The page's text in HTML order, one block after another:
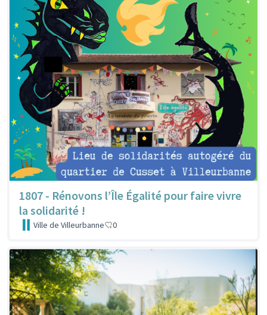
1807 - Rénovons l’Île Égalité pour faire vivre
la solidarité !
Ville de Villeurbanne 0